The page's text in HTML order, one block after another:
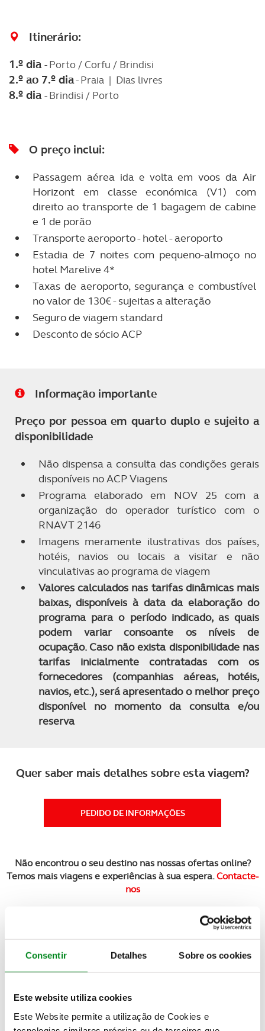
Consentir Detalhes Sobre os cookies
Este website utiliza cookies
Este Website permite a utilização de Cookies e
Itinerário:
1.º dia- Porto / Corfu / Brindisi
2.º ao 7.º dia- Praia | Dias livres
8.º dia- Brindisi / Porto
O preço inclui:
Passagem aérea ida e voltaem voos da Air
Horizont em classe económica (V1) com
direito ao transporte de 1 bagagem de cabine
e 1 de porão
Transporte aeroporto - hotel - aeroporto
Estadia de 7 noites com pequeno-almoço no
hotel Marelive 4*
Taxas de aeroporto, segurança e combustível
no valor de 130€ - sujeitas a alteração
Seguro de viagem standard
Desconto de sócio ACP
Informação importante
Preço por pessoa em quarto duplo e sujeito a
disponibilidade
Não dispensa a consulta das condições gerais
disponíveis no ACP Viagens
Programa elaborado em NOV 25 com a
organização do operador turístico com o
RNAVT 2146
Imagens meramente ilustrativas dos países,
hotéis, navios ou locais a visitar e não
vinculativas ao programa de viagem
Valores calculados nas tarifas dinâmicas mais
baixas, disponíveis à data da elaboração do
programa para o período indicado, as quais
podem variar consoante os níveis de
ocupação. Caso não exista disponibilidade nas
tarifas inicialmente contratadas com os
fornecedores (companhias aéreas, hotéis,
navios, etc.), será apresentado o melhor preço
disponível no momento da consulta e/ou
reserva
Quer saber mais detalhes sobre esta viagem?
PEDIDO DE INFORMAÇÕES
Não encontrou o seu destino nas nossas ofertas online?
Temos mais viagens e experiências à sua espera.Contacte-
nos